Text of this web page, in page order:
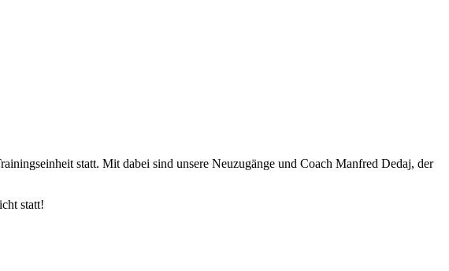
statt. Mit dabei sind unsere Neuzugänge und Coach Manfred Dedaj, der
statt!